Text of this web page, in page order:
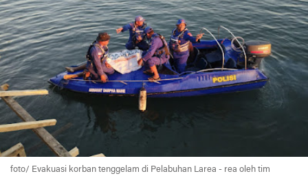
foto/ Evakuasi korban tenggelam di Pelabuhan Larea - rea oleh tim